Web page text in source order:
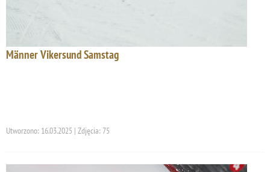
Männer Vikersund Samstag
Utworzono: 16.03.2025 | Zdjęcia: 75